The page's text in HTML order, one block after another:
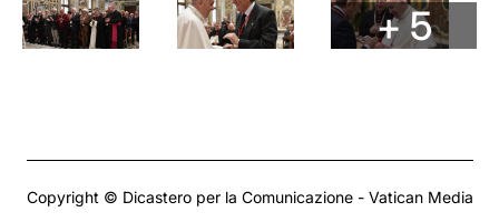
+ 5
Copyright © Dicastero per la Comunicazione - Vatican Media